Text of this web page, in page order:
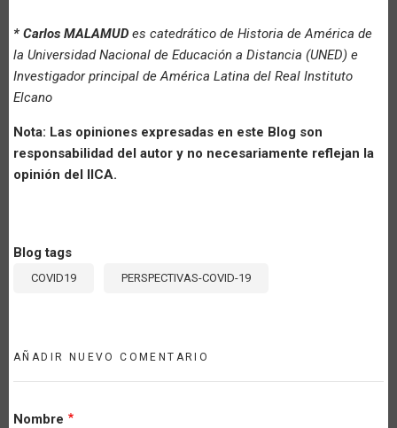
* Carlos MALAMUD es catedrático de Historia de América de
la Universidad Nacional de Educación a Distancia (UNED) e
Investigador principal de América Latina del Real Instituto
Elcano
Nota: Las opiniones expresadas en este Blog son
responsabilidad del autor y no necesariamente reflejan la
opinión del IICA.
Blog tags
COVID19 PERSPECTIVAS-COVID-19
AÑADIR NUEVO COMENTARIO
Nombre